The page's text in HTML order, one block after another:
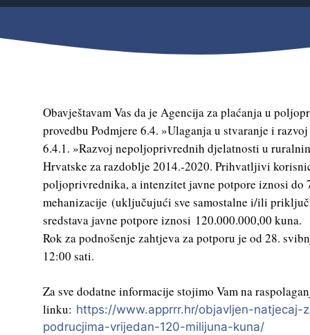
Izbori
Izjava o pristupačnosti
Zaštita podataka
Obavještavam Vas da je Agencija za plaćanja u
provedbu Podmjere 6.4. »Ulaganja u stvaranje i
6.4.1. »Razvoj nepoljoprivrednih djelatnosti u
Hrvatske za razdoblje 2014.-2020. Prihvatljivi
poljoprivrednika, a intenzitet javne potpore iznosi
mehanizacije (uključujući sve samostalne i/ili
sredstava javne potpore iznosi 120.000.000,00 kuna.
Rok za podnošenje zahtjeva za potporu je od 28.
12:00 sati.
Za sve dodatne informacije stojimo Vam na
linku: https://www.apprrr.hr/objavljen-
podrucjima-vrijedan-120-milijuna-kuna/